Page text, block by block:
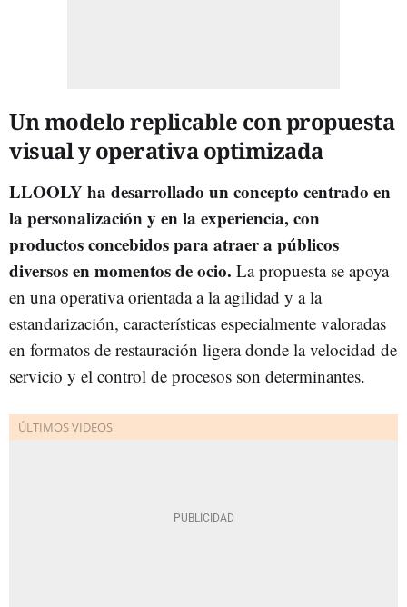
Un modelo replicable con propuesta
visual y operativa optimizada
LLOOLYha desarrollado un concepto centrado en
la personalización y en la experiencia,con
productos concebidos para atraer a públicos
diversos en momentos de ocio. La propuesta se apoya
en una operativa orientada a la agilidad y a la
estandarización, características especialmente valoradas
en formatos de restauración ligera donde la velocidad de
servicio y el control de procesos son determinantes.